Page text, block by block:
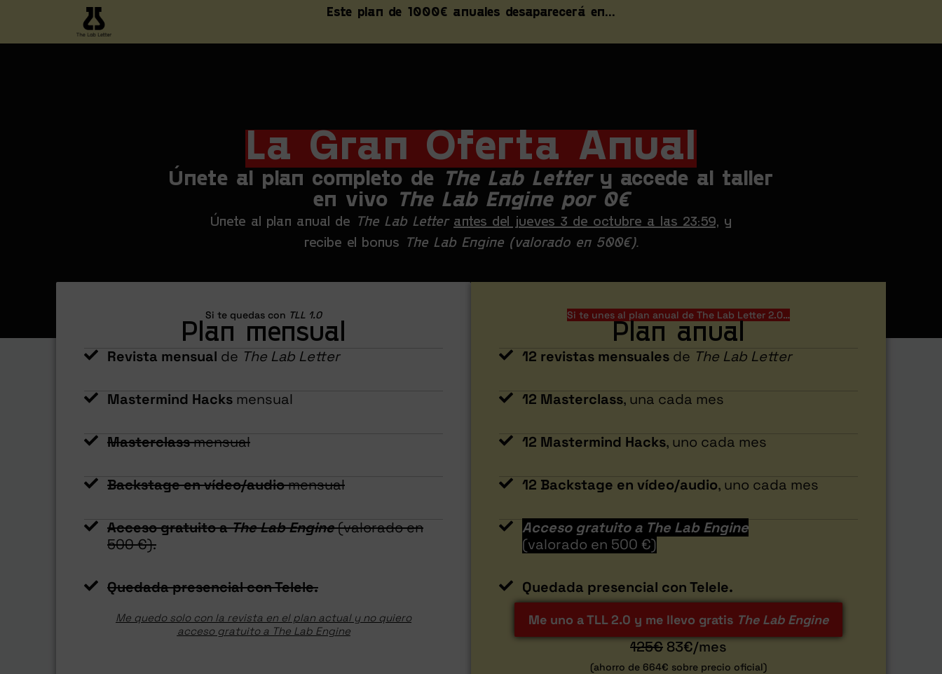
Este plan de 1000€ anuales desaparecerá en...
La Gran Oferta Anual
Únete al plan completo de The Lab Lettery accede al taller
en vivo
The Lab Engine por 0€
Únete al plan anual de The Lab Letter antes del jueves 3 de octubre a las 23:59, y
recibe el bonus
The Lab Engine (valorado en 500€).
Si te quedas con TLL 1.0
Plan mensual
Revista mensual de The Lab Letter
Mastermind Hacks mensual
Masterclassmensual
Backstage en vídeo/audiomensual
Acceso gratuito aThe Lab Engine(valorado en
500 €).
Quedada presencial con Telele.
Me quedo solo con la revista en el plan actual y no quiero
acceso gratuito a The Lab Engine
Si te unes al plan anual de The Lab Letter 2.0…
Plan anual
12 revistas mensuales de The Lab Letter
12 Masterclass, una cada mes
12 Mastermind Hacks, uno cada mes
12 Backstage en vídeo/audio, uno cada mes
Acceso gratuito a The Lab Engine
(valorado en 500 €)
Quedada presencial con Telele.
Me uno a TLL 2.0 y me llevo gratis The Lab Engine
125€ 83€/mes
(ahorro de 664€ sobre precio oficial)